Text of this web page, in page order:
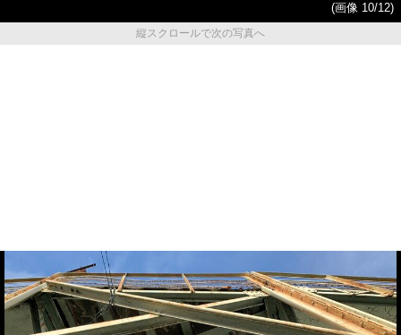
(画像 10/12)
縦スクロールで次の写真へ